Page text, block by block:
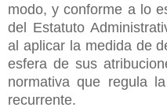
modo, y conforme a lo
del Estatuto
al aplicar la medida de
esfera de sus
normativa que regula
recurrente.